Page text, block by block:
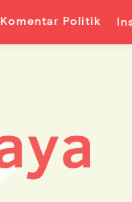
Komentar Politik